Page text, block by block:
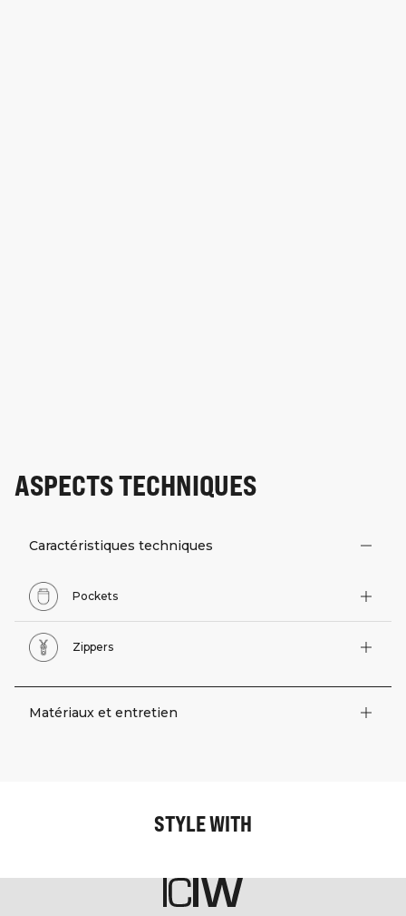
ASPECTS TECHNIQUES
Caractéristiques techniques
Pockets
Zippers
Matériaux et entretien
STYLE WITH